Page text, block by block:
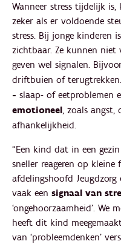
Wanneer stress tijdelijk
zeker als er voldoende
stress. Bij jonge kinderen
zichtbaar. Ze kunnen
geven wel signalen.
driftbuien of
- slaap- of eetproblemen
emotioneel, zoals angst,
afhankelijkheid.
“Een kind dat in een
sneller reageren op
afdelingshoofd Jeugdzorg
vaak een signaal van
‘ongehoorzaamheid’. We
heeft dit kind
van ‘probleemdenken’